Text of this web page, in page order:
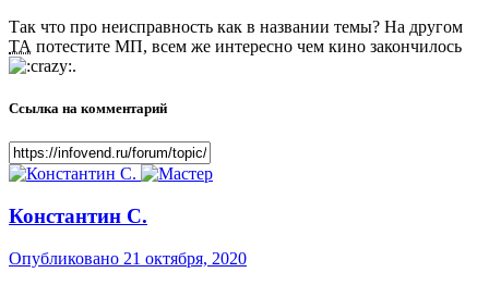
Так что про неисправность как в названии темы? На другом
ТА потестите МП, всем же интересно чем кино закончилось
.
Ссылка на комментарий
Константин С.
Опубликовано 21 октября, 2020